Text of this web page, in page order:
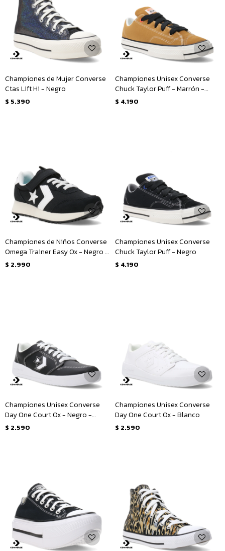
Championes de Mujer Converse
Ctas Lift Hi - Negro
$ 5.390
Championes Unisex Converse
Chuck Taylor Puff - Marrón -
Amarillo Mostaza
$ 4.190
Championes de Niños Converse
Omega Trainer Easy Ox - Negro -
Blanco
$ 2.990
Championes Unisex Converse
Chuck Taylor Puff - Negro
$ 4.190
Championes Unisex Converse
Day One Court Ox - Negro -
Blanco
$ 2.590
Championes Unisex Converse
Day One Court Ox - Blanco
$ 2.590